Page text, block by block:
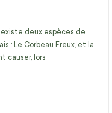
existe deux espèces de
: Le Corbeau Freux, et la
causer, lors